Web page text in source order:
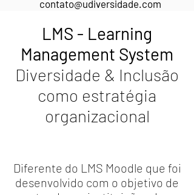
contato@udiversidade.com
LMS - Learning
Management System
Diversidade & Inclusão
como estratégia
organizacional
Diferente do LMS Moodle que foi
desenvolvido com o objetivo de